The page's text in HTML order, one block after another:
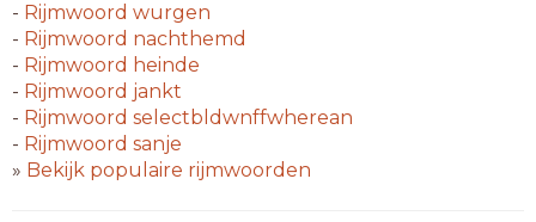
14-letterwoorden
bandenspanning
gelijkspanning
onderbemanning
prijsbemanning
schuifspanning
- Rijmwoord wurgen
- Rijmwoord nachthemd
- Rijmwoord heinde
- Rijmwoord jankt
- Rijmwoord selectbldwnffwherean
- Rijmwoord sanje
» Bekijk populaire rijmwoorden